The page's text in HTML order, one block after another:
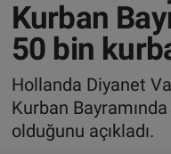
Kurban
50 bin
Hollanda Diyanet
Kurban
olduğunu açıkladı.
ALMANYA
FRANSA
AVUSTURYA
SAĞLIK - YAŞAM
ALMANYA
TÜRKİYE
DÜNYA
BİLİM-TEKNOLOJİ
Trafik Durumu
Süper Lig Puan
Tüm Manşetler
Son Dakika